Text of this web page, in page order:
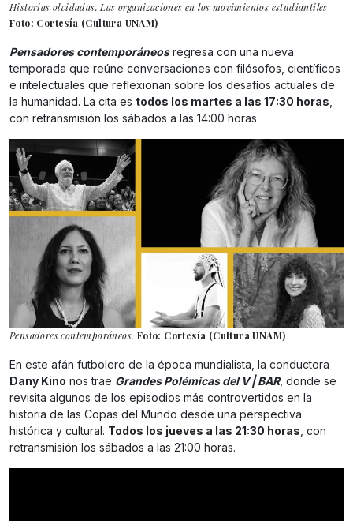
Historias olvidadas. Las organizaciones en los movimientos estudiantiles.
Foto: Cortesía (Cultura UNAM)
Pensadores contemporáneosregresa con una nueva
temporada que reúne conversaciones con filósofos, científicos
e intelectuales que reflexionan sobre los desafíos actuales de
la humanidad. La cita es todos los martes a las 17:30 horas
con retransmisión los sábados a las 14:00 horas.
Pensadores contemporáneos. Foto: Cortesía (Cultura UNAM)
En este afán futbolero de la época mundialista, la conductora
Dany Kino nos trae Grandes Polémicas del V | BAR, donde se
revisita algunos de los episodios más controvertidos en la
historia de las Copas del Mundo desde una perspectiva
histórica y cultural. Todos los jueves a las 21:30 horas , con
retransmisión los sábados a las 21:00 horas.